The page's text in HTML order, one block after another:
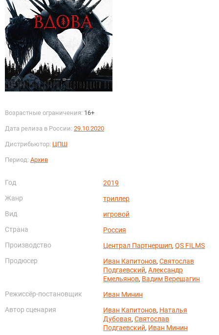
Возрастные ограничения: 16+
Дата релиза в России: 29.10.2020
Дистрибьютор: ЦПШ
Период: Архив
Год
2019
Жанр
триллер
Вид
игровой
Страна
Россия
Производство
Централ Партнершип,QS FILMS
Продюсер
Иван Капитонов,Святослав
Подгаевский,Александр
Емельянов, Вадим Верещагин
Режиссёр-постановщик
Иван Минин
Автор сценария
Иван Капитонов, Наталья
Дубовая,Святослав
Подгаевский, Иван Минин